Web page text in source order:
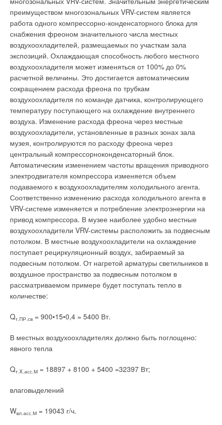
преимуществом многозональных VRV-систем является
работа одного компрессорно-конденсаторного блока для
снабжения фреоном значительного числа местных
воздухоохладителей, размещаемых по участкам зала
экспозиций. Охлаждающая способность любого местного
воздухоохладителя может изменяться от 100% до 0%
расчетной величины. Это достигается автоматическим
сокращением расхода фреона по трубкам
воздухоохладителя по команде датчика, контролирующего
температуру поступающего на охлаждение внутреннего
воздуха. Изменение расхода фреона через местные
воздухоохладители, установленные в разных зонах зала
музея, контролируются по расходу фреона через
центральный компрессорноконденсаторный блок.
Автоматическим изменением частоты вращения приводного
электродвигателя компрессора изменяется объем
подаваемого к воздухоохладителям холодильного агента.
Соответственно изменению расхода холодильного агента в
VRV-системе изменяется и потребление электроэнергии на
привод компрессора. В музее наиболее удобно местные
воздухоохладители VRV-системы расположить за подвесным
потолком. В местные воздухоохладители на охлаждение
поступает рециркуляционный воздух, забираемый за
подвесным потолком. От нагретой арматуры светильников в
воздушное пространство за подвесным потолком в
рассматриваемом примере будет поступать тепло в
количестве:
Qт.ПР.св = 900•15•0,4 = 5400 Вт.
В местных воздухоохладителях должно быть поглощено:
явного тепла
Qт.X.асс.М = 18897 + 8100 + 5400 =32397 Вт;
влаговыделений
Wвл.асс.М = 19043 г/ч.